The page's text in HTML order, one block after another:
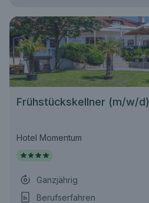
Frühstückskellner (m/w/d)
Hotel Momentum
Ganzjährig
Berufserfahren